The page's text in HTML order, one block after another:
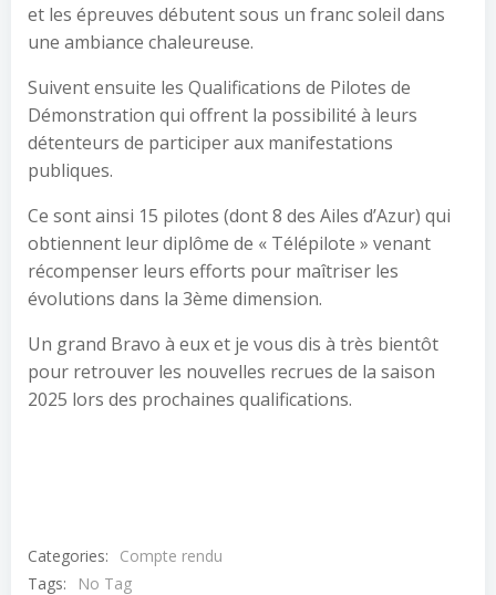
et les épreuves débutent sous un franc soleil dans
une ambiance chaleureuse.
Suivent ensuite les Qualifications de Pilotes de
Démonstration qui offrent la possibilité à leurs
détenteurs de participer aux manifestations
publiques.
Ce sont ainsi 15 pilotes (dont 8 des Ailes d’Azur) qui
obtiennent leur diplôme de « Télépilote » venant
récompenser leurs efforts pour maîtriser les
évolutions dans la 3ème dimension.
Un grand Bravo à eux et je vous dis à très bientôt
pour retrouver les nouvelles recrues de la saison
2025 lors des prochaines qualifications.
Categories:
Compte rendu
Tags:
No Tag